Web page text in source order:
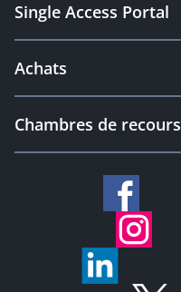
Single Access Portal
Achats
Chambres de recours